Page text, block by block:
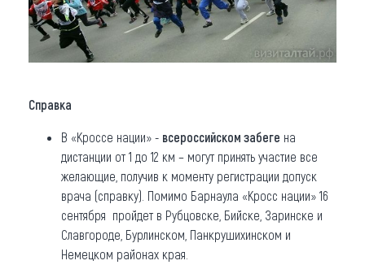
Справка
В «Кроссе нации» - всероссийском забеге на
дистанции от 1 до 12 км – могут принять участие все
желающие, получив к моменту регистрации допуск
врача (справку). Помимо Барнаула «Кросс нации» 16
сентября пройдет в Рубцовске, Бийске, Заринске и
Славгороде, Бурлинском, Панкрушихинском и
Немецком районах края.